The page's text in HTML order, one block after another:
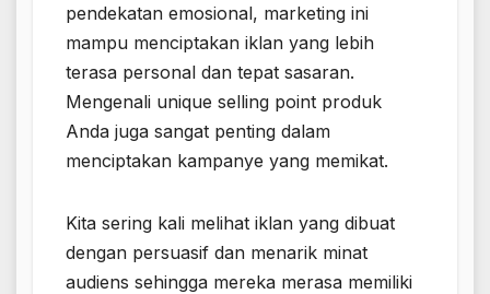
pendekatan emosional, marketing ini
mampu menciptakan iklan yang lebih
terasa personal dan tepat sasaran.
Mengenali unique selling point produk
Anda juga sangat penting dalam
menciptakan kampanye yang memikat.
Kita sering kali melihat iklan yang dibuat
dengan persuasif dan menarik minat
audiens sehingga mereka merasa memiliki